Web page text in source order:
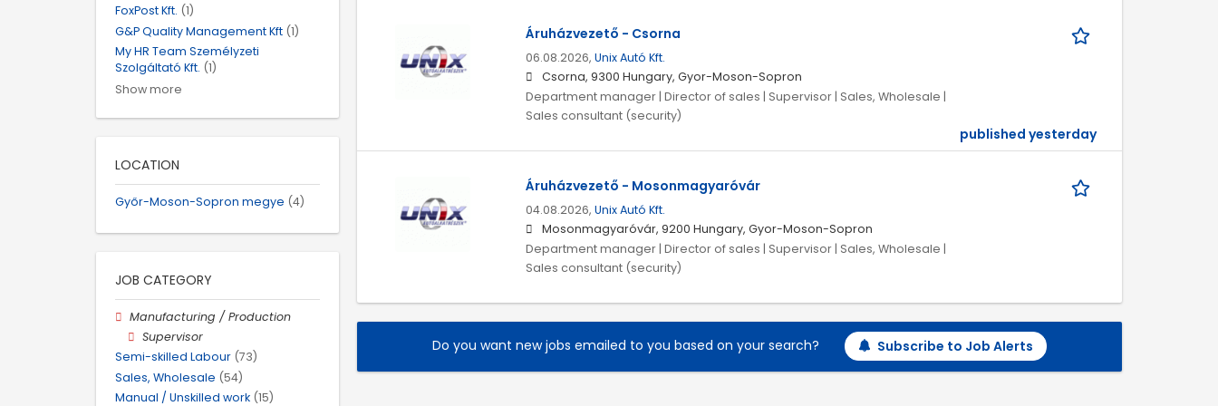
Áruházvezető - Csorna
06.08.2026, Unix Autó Kft.
Csorna, 9300 Hungary, Gyor-Moson-Sopron
Department manager | Director of sales | Supervisor | Sales, Wholesale |
Sales consultant (security)
published yesterday
Áruházvezető - Mosonmagyaróvár
04.08.2026, Unix Autó Kft.
Mosonmagyaróvár, 9200 Hungary, Gyor-Moson-Sopron
Department manager | Director of sales | Supervisor | Sales, Wholesale |
Sales consultant (security)
Do you want new jobs emailed to you based on your search? Subscribe to Job Alerts
FoxPost Kft. (1)
G&P Quality Management Kft (1)
My HR Team Személyzeti
Szolgáltató Kft. (1)
Show more
LOCATION
Győr-Moson-Sopron megye (4)
JOB CATEGORY
Manufacturing / Production
Supervisor
Semi-skilled Labour (73)
Sales, Wholesale (54)
Manual / Unskilled work (15)